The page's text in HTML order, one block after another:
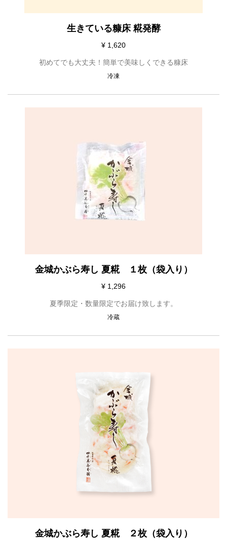
生きている糠床 糀発酵
¥ 1,620
初めてでも大丈夫！簡単で美味しくできる糠床
冷凍
金城かぶら寿し 夏糀 １枚（袋入り）
¥ 1,296
夏季限定・数量限定でお届け致します。
冷蔵
金城かぶら寿し 夏糀 ２枚（袋入り）